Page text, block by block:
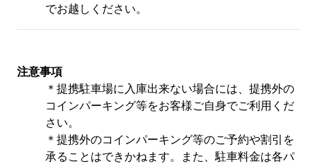
でお越しください。
注意事項
＊提携駐車場に入庫出来ない場合には、提携外の
コインパーキング等をお客様ご自身でご利用くだ
さい。
＊提携外のコインパーキング等のご予約や割引を
承ることはできかねます。また、駐車料金は各パ
アクセス
ホテル周辺案内
よくある質問